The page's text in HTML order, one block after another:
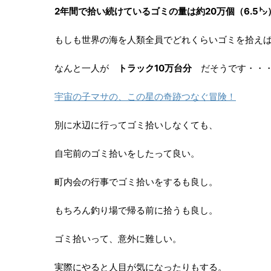
2年間で拾い続けているゴミの量は約20万個（6.5㌧）
もしも世界の海を人類全員でどれくらいゴミを拾え
なんと一人が トラック10万台分だそうです・・・
宇宙の子マサの、この星の奇跡つなぐ冒険！
別に水辺に行ってゴミ拾いしなくても、
自宅前のゴミ拾いをしたって良い。
町内会の行事でゴミ拾いをするも良し。
もちろん釣り場で帰る前に拾うも良し。
ゴミ拾いって、意外に難しい。
実際にやると人目が気になったりもする。